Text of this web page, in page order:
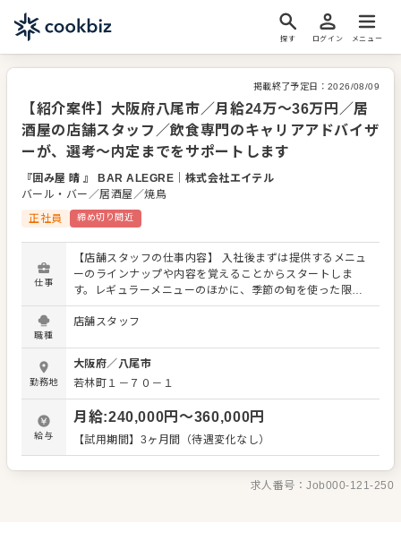
探す ログイン メニュー
掲載終了予定日： 2026/08/09
【紹介案件】大阪府八尾市／月給24万～36万円／居
酒屋の店舗スタッフ／飲食専門のキャリアアドバイザ
ーが、選考～内定までをサポートします
『囲み屋 晴 』 BAR ALEGRE
株式会社エイテル
バール・バー／居酒屋／焼鳥
正社員
締め切り間近
仕事
【店舗スタッフの仕事内容】 入社後まずは提供するメニュ
ーのラインナップや内容を覚えることからスタートしま
す。レギュラーメニューのほかに、季節の旬を使った限定
メニューを提供することもありますので、これまでの接
客・調理経験に加え、さまざまなスキルを習得してくださ
す。よりよいお店づくりのためのオペレーション改善や構
築についてのアイデアも大歓迎です。 【具体的には…】 ・
開店、閉店準備、清掃 ・お席へのご案内、オーダーテイ
ク、レジ対応など接客全般 ・ドリンク作り、提供 ・予約管
理、電話対応 ・仕込みや盛り付けなどカンタンな調理 ・仕
入れや在庫管理などキッチンの管理業務 ・まかないづくり
た業務からお任せしますので、徐々に業務の幅を広げてい
きましょう。先輩スタッフがあなたの成長をサポートしま
職種
店舗スタッフ
勤務地
大阪府／ 八尾市
若林町１－７０－１
給与
月給:240,000円〜360,000円
【試用期間】3ヶ月間（待遇変化なし）
求人番号：Job000-121-250